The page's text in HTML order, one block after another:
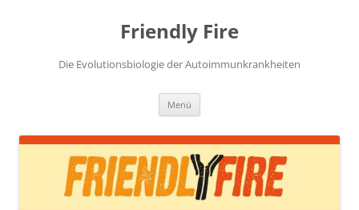
Friendly Fire
Die Evolutionsbiologie der Autoimmunkrankheiten
Menü